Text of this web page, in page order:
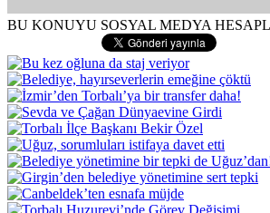
BU KONUYU SOSYAL MEDYA